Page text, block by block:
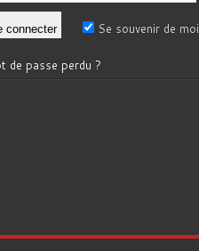
Se souvenir de moi
de passe perdu ?